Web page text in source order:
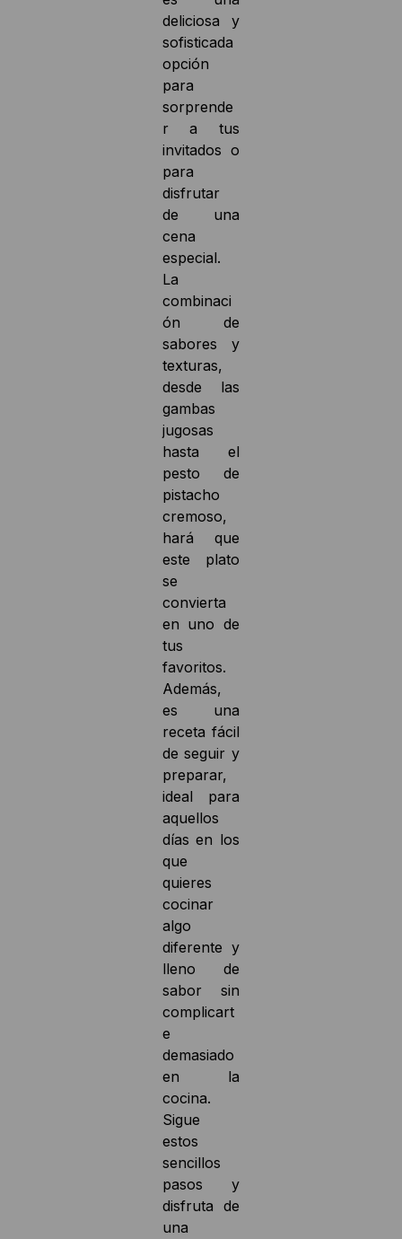
deliciosa y
sofisticada
opción
para
sorprende
r a tus
invitados o
para
disfrutar
de una
cena
especial.
La
combinaci
ón de
sabores y
texturas,
desde las
gambas
jugosas
hasta el
pesto de
pistacho
cremoso,
hará que
este plato
se
convierta
en uno de
tus
favoritos.
Además,
es una
receta fácil
de seguir y
preparar,
ideal para
aquellos
días en los
que
quieres
cocinar
algo
diferente y
lleno de
sabor sin
complicart
e
demasiado
en la
cocina.
Sigue
estos
sencillos
pasos y
disfruta de
una